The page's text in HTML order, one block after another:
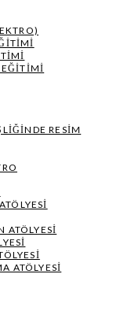
EĞITIMI
RESIM
ATÖLYESI
ATÖLYESI